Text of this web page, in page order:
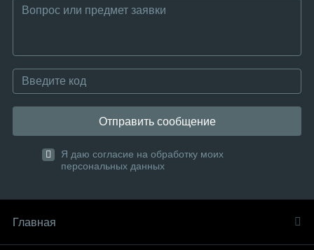
Отправить сообщение
Я даю согласие на обработку моих
персональных данных
Главная